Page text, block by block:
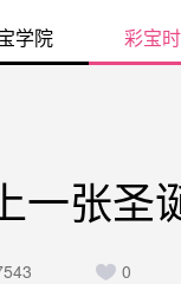
学院 彩宝
一张
0